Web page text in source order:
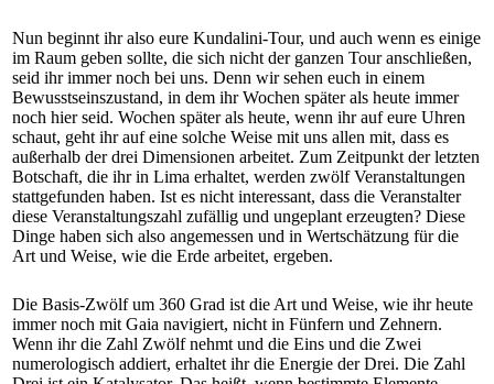
Nun beginnt ihr also eure Kundalini-Tour, und auch wenn es einige
im Raum geben sollte, die sich nicht der ganzen Tour anschließen,
seid ihr immer noch bei uns. Denn wir sehen euch in einem
Bewusstseinszustand, in dem ihr Wochen später als heute immer
noch hier seid. Wochen später als heute, wenn ihr auf eure Uhren
schaut, geht ihr auf eine solche Weise mit uns allen mit, dass es
außerhalb der drei Dimensionen arbeitet. Zum Zeitpunkt der letzten
Botschaft, die ihr in Lima erhaltet, werden zwölf Veranstaltungen
stattgefunden haben. Ist es nicht interessant, dass die Veranstalter
diese Veranstaltungszahl zufällig und ungeplant erzeugten? Diese
Dinge haben sich also angemessen und in Wertschätzung für die
Art und Weise, wie die Erde arbeitet, ergeben.
Die Basis-Zwölf um 360 Grad ist die Art und Weise, wie ihr heute
immer noch mit Gaia navigiert, nicht in Fünfern und Zehnern.
Wenn ihr die Zahl Zwölf nehmt und die Eins und die Zwei
numerologisch addiert, erhaltet ihr die Energie der Drei. Die Zahl